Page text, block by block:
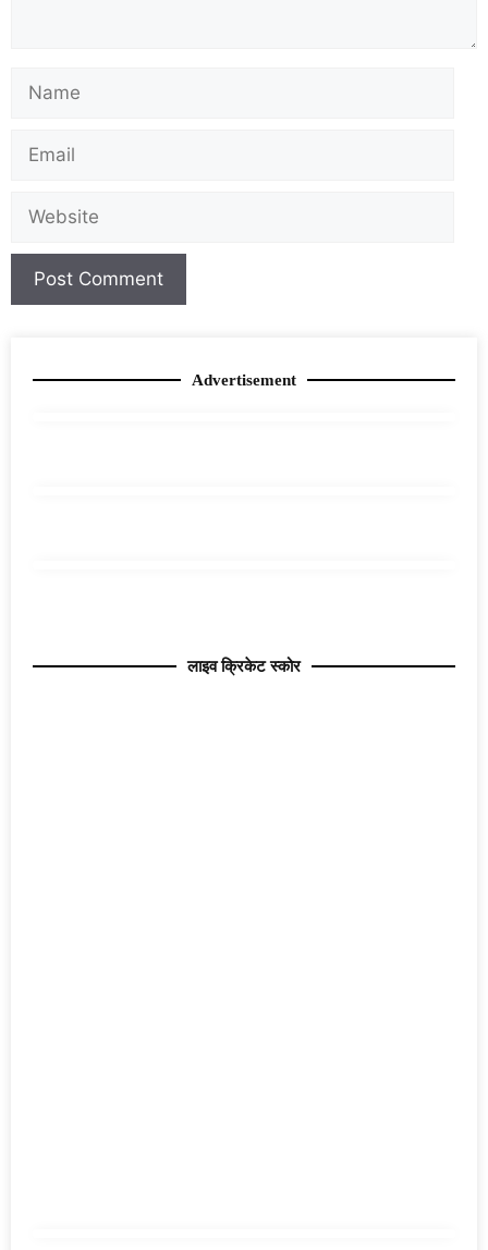
Advertisement
लाइव क्रिकेट स्कोर